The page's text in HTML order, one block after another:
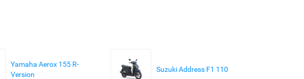
Yamaha Aerox 155 R-
Version
Suzuki Address F1 110